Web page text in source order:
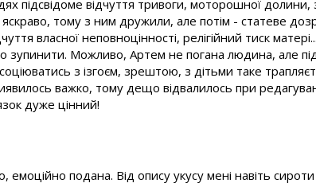
підсвідоме відчуття тривоги, моторошної долини,
тому з ним дружили, але потім - статеве
власної неповноцінності, релігійний тиск
зупинити. Можливо, Артем не погана людина, але
з ізгоєм, зрештою, з дітьми таке
важко, тому дещо відвалилось при
дуже цінний!
емоційно подана. Від опису укусу мені навіть